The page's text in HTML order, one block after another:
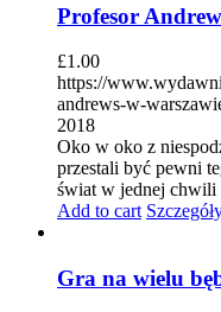
Profesor
£1.00
https://
andrews-w-
2018
Oko w oko z
przestali być pewni
świat w jednej chwili
Add to cart
Gra na wielu